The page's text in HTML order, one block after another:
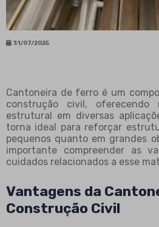
31/07/2025
Cantoneira de ferro é um
construção civil, oferecendo
estrutural em diversas
torna ideal para reforçar
pequenos quanto em grandes
importante compreender as
cuidados relacionados a esse
Vantagens da
Construção Civil